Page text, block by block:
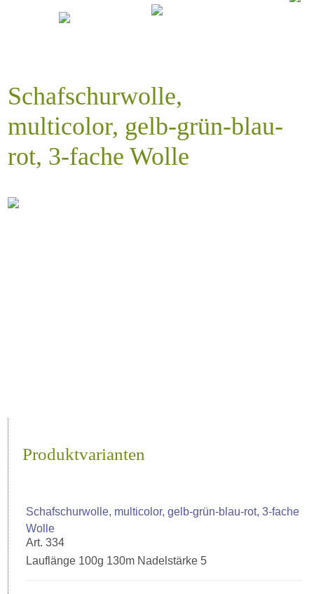
Schafschurwolle,
multicolor, gelb-grün-blau-
rot, 3-fache Wolle
Produktvarianten
Schafschurwolle, multicolor, gelb-grün-blau-rot, 3-fache
Wolle
Art. 334
Lauflänge 100g 130m Nadelstärke 5